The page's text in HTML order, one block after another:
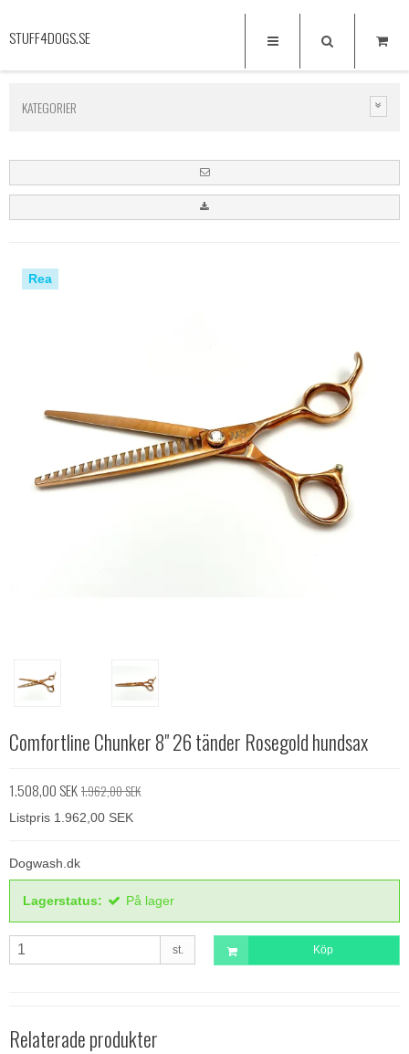
STUFF4DOGS.SE
KATEGORIER
Rea
Comfortline Chunker 8" 26 tänder Rosegold hundsax
1.508,00 SEK1.962,00 SEK
Listpris 1.962,00 SEK
Dogwash.dk
Lagerstatus: På lager
st. Köp
Relaterade produkter